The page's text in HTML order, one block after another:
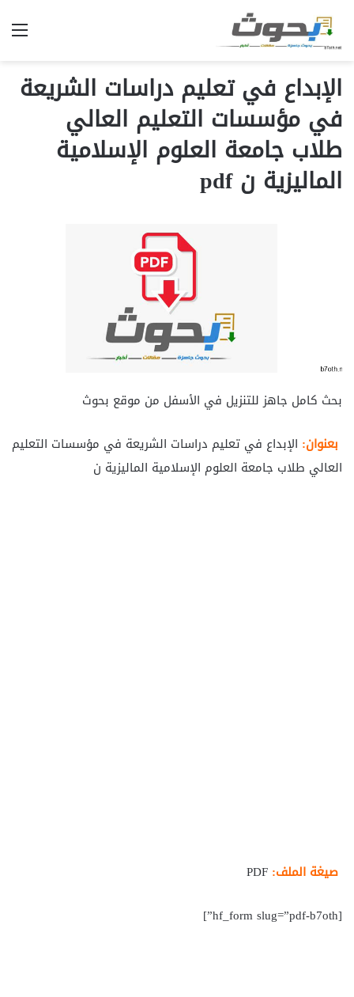
الإبداع في تعليم دراسات الشريعة
في مؤسسات التعليم العالي
طلاب جامعة العلوم الإسلامية
الماليزية ن pdf
بحث كامل جاهز للتنزيل في الأسفل من موقع بحوث
بعنوان: الإبداع في تعليم دراسات الشريعة في مؤسسات التعليم
العالي طلاب جامعة العلوم الإسلامية الماليزية ن
صيغة الملف:
[hf_form slug=”pdf-b7oth”]